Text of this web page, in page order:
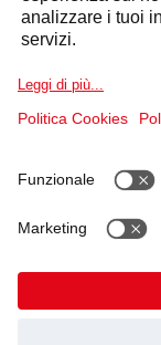
Selecta Group
Servizi
Dichiarazione dei
Informativa sulla
AVETE